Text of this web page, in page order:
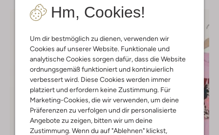
Hm, Cookies!
Um dir bestmöglich zu dienen, verwenden wir
Cookies auf unserer Website. Funktionale und
analytische Cookies sorgen dafür, dass die Website
ordnungsgemäß funktioniert und kontinuierlich
verbessert wird. Diese Cookies werden immer
platziert und erfordern keine Zustimmung. Für
Marketing-Cookies, die wir verwenden, um deine
Präferenzen zu verfolgen und dir personalisierte
Angebote zu zeigen, bitten wir um deine
Zustimmung. Wenn du auf "Ablehnen" klickst,